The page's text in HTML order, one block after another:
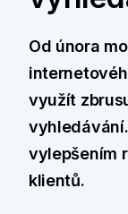
Od února
využít
vylepšením
klientů.